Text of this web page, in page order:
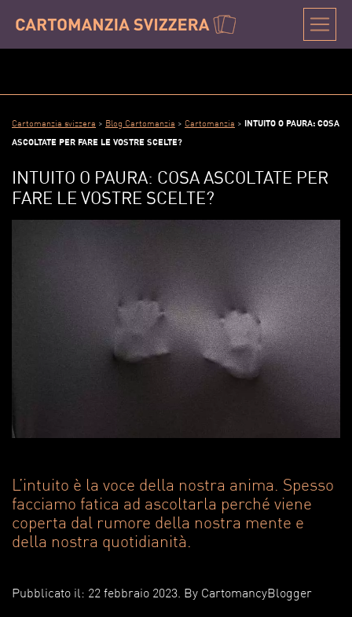
Cartomanzia svizzera > Blog Cartomanzia > Cartomanzia > INTUITO O PAURA: COSA
ASCOLTATE PER FARE LE VOSTRE SCELTE?
INTUITO O PAURA: COSA ASCOLTATE PER
FARE LE VOSTRE SCELTE?
L’intuito è la voce della nostra anima. Spesso
facciamo fatica ad ascoltarla perché viene
coperta dal rumore della nostra mente e
della nostra quotidianità.
Pubblicato il: 22 febbraio 2023. By CartomancyBlogger